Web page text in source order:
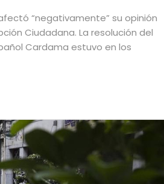
“negativamente” su opinión
Ciudadana. La resolución del
Cardama estuvo en los